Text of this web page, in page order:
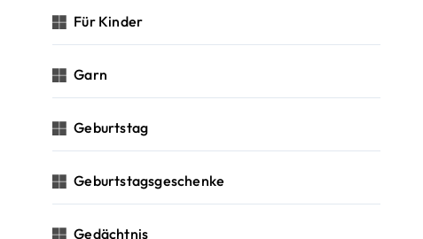
Für Kinder
Garn
Geburtstag
Geburtstagsgeschenke
Gedächtnis